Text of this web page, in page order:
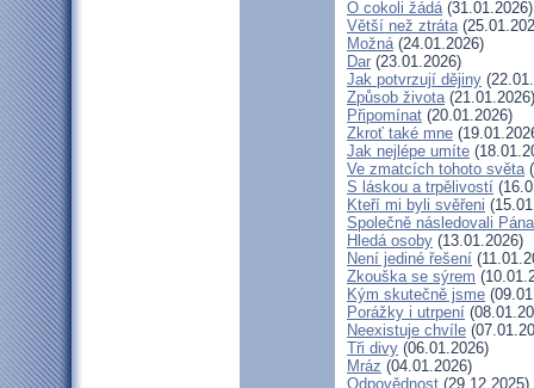
O cokoli žádá(31.01.2026)
Větší než ztráta
Možná(24.01.2026)
Dar (23.01.2026)
Jak potvrzují dějiny
Způsob života(21.01.2026)
Připomínat (20.01.2026)
Zkroť také mne
Jak nejlépe umíte
Ve zmatcích tohoto světa
S láskou a trpělivostí
Kteří mi byli svěřeni
Společně následovali Pána
Hledá osoby (13.01.2026)
Není jediné řešení
Zkouška se sýrem
Kým skutečně jsme
Porážky i utrpení
Neexistuje chvíle
Tři divy (06.01.2026)
Mráz (04.01.2026)
Odpovědnost (29.12.2025)